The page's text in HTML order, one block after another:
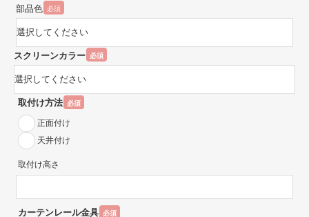
部品色 必須
スクリーンカラー 必須
取付け方法 必須
正面付け
天井付け
取付け高さ
カーテンレール金具 必須